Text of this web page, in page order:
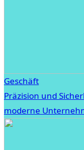
Geschäft
Präzision und
moderne